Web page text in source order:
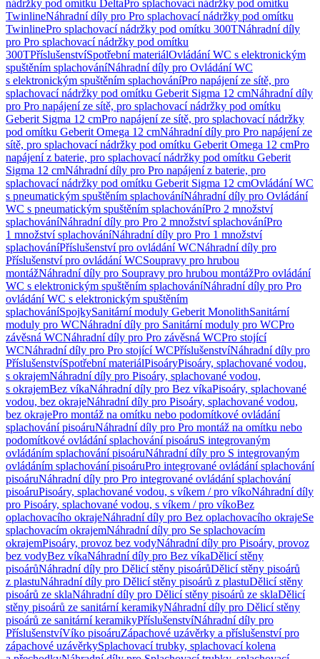
nádržky pod omítku DeltaPro splachovací nádržky pod omítku
TwinlineNáhradní díly pro Pro splachovací nádržky pod omítku
TwinlinePro splachovací nádržky pod omítku 300TNáhradní díly
pro Pro splachovací nádržky pod omítku
300TPříslušenstvíSpotřební materiálOvládání WC s elektronickým
spuštěním splachováníNáhradní díly pro Ovládání WC
s elektronickým spuštěním splachováníPro napájení ze sítě, pro
splachovací nádržky pod omítku Geberit Sigma 12 cmNáhradní díly
pro Pro napájení ze sítě, pro splachovací nádržky pod omítku
Geberit Sigma 12 cmPro napájení ze sítě, pro splachovací nádržky
pod omítku Geberit Omega 12 cmNáhradní díly pro Pro napájení ze
sítě, pro splachovací nádržky pod omítku Geberit Omega 12 cmPro
napájení z baterie, pro splachovací nádržky pod omítku Geberit
Sigma 12 cmNáhradní díly pro Pro napájení z baterie, pro
splachovací nádržky pod omítku Geberit Sigma 12 cmOvládání WC
s pneumatickým spuštěním splachováníNáhradní díly pro Ovládání
WC s pneumatickým spuštěním splachováníPro 2 množství
splachováníNáhradní díly pro Pro 2 množství splachováníPro
1 množství splachováníNáhradní díly pro Pro 1 množství
splachováníPříslušenství pro ovládání WCNáhradní díly pro
Příslušenství pro ovládání WCSoupravy pro hrubou
montážNáhradní díly pro Soupravy pro hrubou montážPro ovládání
WC s elektronickým spuštěním splachováníNáhradní díly pro Pro
ovládání WC s elektronickým spuštěním
splachováníSpojkySanitární moduly Geberit MonolithSanitární
moduly pro WCNáhradní díly pro Sanitární moduly pro WCPro
závěsná WCNáhradní díly pro Pro závěsná WCPro stojící
WCNáhradní díly pro Pro stojící WCPříslušenstvíNáhradní díly pro
PříslušenstvíSpotřební materiálPisoáryPisoáry, splachované vodou,
s okrajemNáhradní díly pro Pisoáry, splachované vodou,
s okrajemBez víkaNáhradní díly pro Bez víkaPisoáry, splachované
vodou, bez okrajeNáhradní díly pro Pisoáry, splachované vodou,
bez okrajePro montáž na omítku nebo podomítkové ovládání
splachování pisoáruNáhradní díly pro Pro montáž na omítku nebo
podomítkové ovládání splachování pisoáruS integrovaným
ovládáním splachování pisoáruNáhradní díly pro S integrovaným
ovládáním splachování pisoáruPro integrované ovládání splachování
pisoáruNáhradní díly pro Pro integrované ovládání splachování
pisoáruPisoáry, splachované vodou, s víkem / pro víkoNáhradní díly
pro Pisoáry, splachované vodou, s víkem / pro víkoBez
oplachovacího okrajeNáhradní díly pro Bez oplachovacího okrajeSe
splachovacím okrajemNáhradní díly pro Se splachovacím
okrajemPisoáry, provoz bez vodyNáhradní díly pro Pisoáry, provoz
bez vodyBez víkaNáhradní díly pro Bez víkaDělicí stěny
pisoárůNáhradní díly pro Dělicí stěny pisoárůDělicí stěny pisoárů
z plastuNáhradní díly pro Dělicí stěny pisoárů z plastuDělicí stěny
pisoárů ze sklaNáhradní díly pro Dělicí stěny pisoárů ze sklaDělicí
stěny pisoárů ze sanitární keramikyNáhradní díly pro Dělicí stěny
pisoárů ze sanitární keramikyPříslušenstvíNáhradní díly pro
PříslušenstvíVíko pisoáruZápachové uzávěrky a příslušenství pro
zápachové uzávěrkySplachovací trubky, splachovací kolena